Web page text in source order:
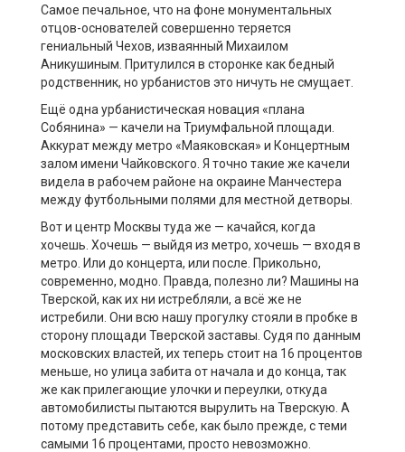
Самое печальное, что на фоне монументальных
отцов-основателей совершенно теряется
гениальный Чехов, изваянный Михаилом
Аникушиным. Притулился в сторонке как бедный
родственник, но урбанистов это ничуть не смущает.
Ещё одна урбанистическая новация «плана
Собянина» — качели на Триумфальной площади.
Аккурат между метро «Маяковская» и Концертным
залом имени Чайковского. Я точно такие же качели
видела в рабочем районе на окраине Манчестера
между футбольными полями для местной детворы.
Вот и центр Москвы туда же — качайся, когда
хочешь. Хочешь — выйдя из метро, хочешь — входя в
метро. Или до концерта, или после. Прикольно,
современно, модно. Правда, полезно ли? Машины на
Тверской, как их ни истребляли, а всё же не
истребили. Они всю нашу прогулку стояли в пробке в
сторону площади Тверской заставы. Судя по данным
московских властей, их теперь стоит на 16 процентов
меньше, но улица забита от начала и до конца, так
же как прилегающие улочки и переулки, откуда
автомобилисты пытаются вырулить на Тверскую. А
потому представить себе, как было прежде, с теми
самыми 16 процентами, просто невозможно.